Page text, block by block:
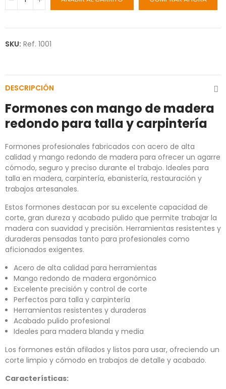
SKU: Ref. 1001
DESCRIPCIÓN
Formones con mango de madera
redondo para talla y carpintería
Formones profesionales fabricados con acero de alta
calidad y mango redondo de madera para ofrecer un agarre
cómodo, seguro y preciso durante el trabajo. Ideales para
talla en madera, carpintería, ebanistería, restauración y
trabajos artesanales.
Estos formones destacan por su excelente capacidad de
corte, gran dureza y acabado pulido que permite trabajar la
madera con suavidad y precisión. Herramientas resistentes y
duraderas pensadas tanto para profesionales como
aficionados exigentes.
Acero de alta calidad para herramientas
Mango redondo de madera ergonómico
Excelente precisión y control de corte
Perfectos para talla y carpintería
Herramientas resistentes y duraderas
Acabado pulido profesional
Ideales para madera blanda y media
Los formones están afilados y listos para usar, ofreciendo un
corte limpio y cómodo en trabajos de detalle y acabado.
Características: